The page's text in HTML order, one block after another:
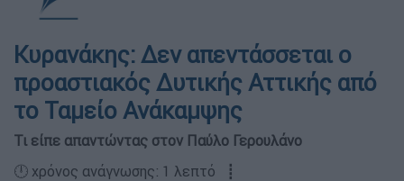
Κυρανάκης: Δεν απεντάσσεται ο
προαστιακός Δυτικής Αττικής από
το Ταμείο Ανάκαμψης
Τι είπε απαντώντας στον Παύλο Γερουλάνο
🕛 χρόνος ανάγνωσης: 1 λεπτό ┋